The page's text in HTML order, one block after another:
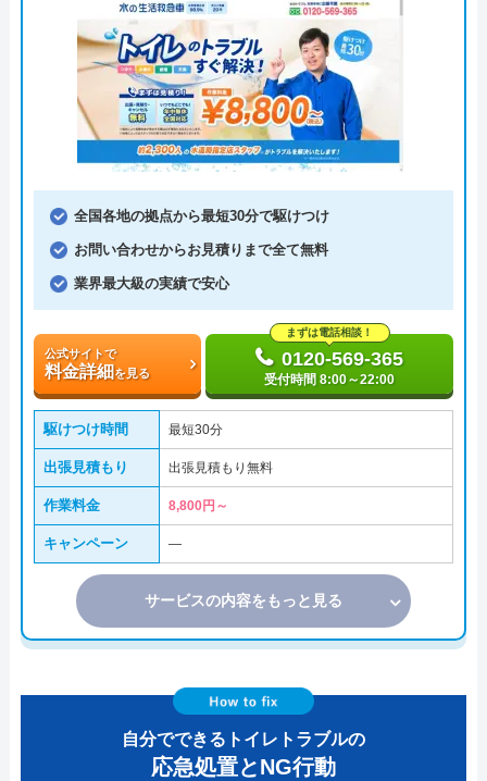
全国各地の拠点から最短30分で駆けつけ
お問い合わせからお見積りまで全て無料
業界最大級の実績で安心
公式サイトで
料金詳細を見る
まずは電話相談！
0120-569-365
受付時間 8:00～22:00
駆けつけ時間 最短30分
出張見積もり 出張見積もり無料
作業料金 8,800円～
キャンペーン ―
サービスの内容をもっと見る
自分でできるトイレトラブルの
応急処置とNG行動